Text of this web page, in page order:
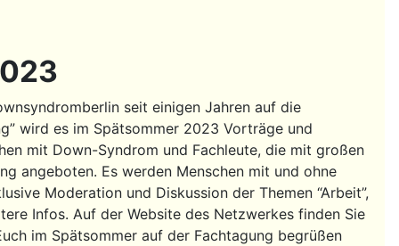
seit einigen Jahren auf die
wird es im Spätsommer 2023 Vorträge und
mit Down-Syndrom und Fachleute, die mit großen
angeboten. Es werden Menschen mit und ohne
Moderation und Diskussion der Themen “Arbeit”,
Infos. Auf der Website des Netzwerkes finden Sie
im Spätsommer auf der Fachtagung begrüßen